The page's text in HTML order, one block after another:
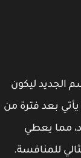
ليكون
التاريخ يأتي بعد فترة من
مما يعطي
للمنافسة.